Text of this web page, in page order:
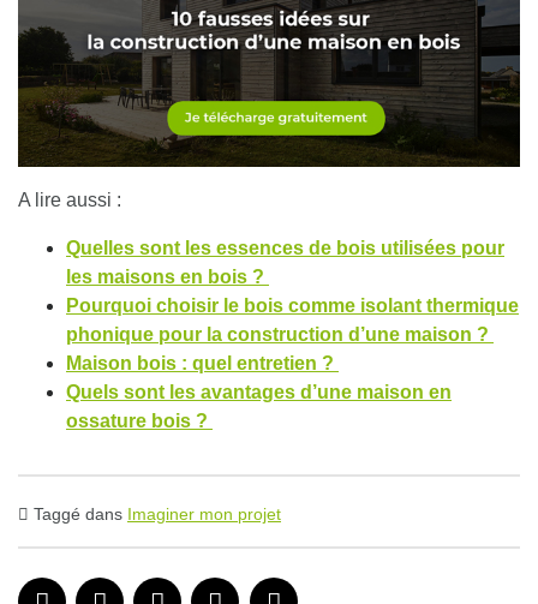
A lire aussi :
Quelles sont les essences de bois utilisées pour
les maisons en bois ?
Pourquoi choisir le bois comme isolant thermique
phonique pour la construction d’une maison ?
Maison bois : quel entretien ?
Quels sont les avantages d’une maison en
ossature bois ?
Taggé dans Imaginer mon projet